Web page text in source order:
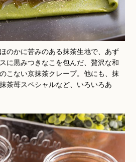
のかに苦みのある抹茶生地で、あず
に黒みつきなこを包んだ、贅沢な和
こない京抹茶クレープ。他にも、抹
茶苺スペシャルなど、いろいろあ